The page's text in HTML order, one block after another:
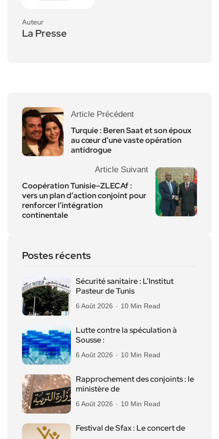
Auteur
La Presse
Article Précédent
Turquie : Beren Saat et son époux
au cœur d’une vaste opération
antidrogue
Article Suivant
Coopération Tunisie–ZLECAf :
vers un plan d’action conjoint pour
renforcer l’intégration
continentale
Postes récents
Sécurité sanitaire : L’Institut
Pasteur de Tunis
6 Août 2026 10 Min Read
Lutte contre la spéculation à
Sousse :
6 Août 2026 10 Min Read
Rapprochement des conjoints : le
ministère de
6 Août 2026 10 Min Read
Festival de Sfax : Le concert de